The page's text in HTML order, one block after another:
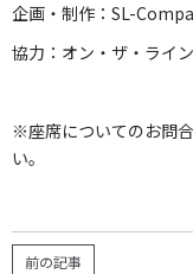
企画・制作：SL-
協力：オン・ザ・ライン
※座席についてのお問
い。
前の記事